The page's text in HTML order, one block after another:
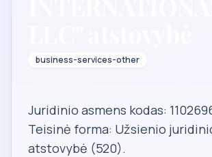
business-services-other
Juridinio asmens kodas:
Teisinė forma: Užsienio
atstovybė (520).